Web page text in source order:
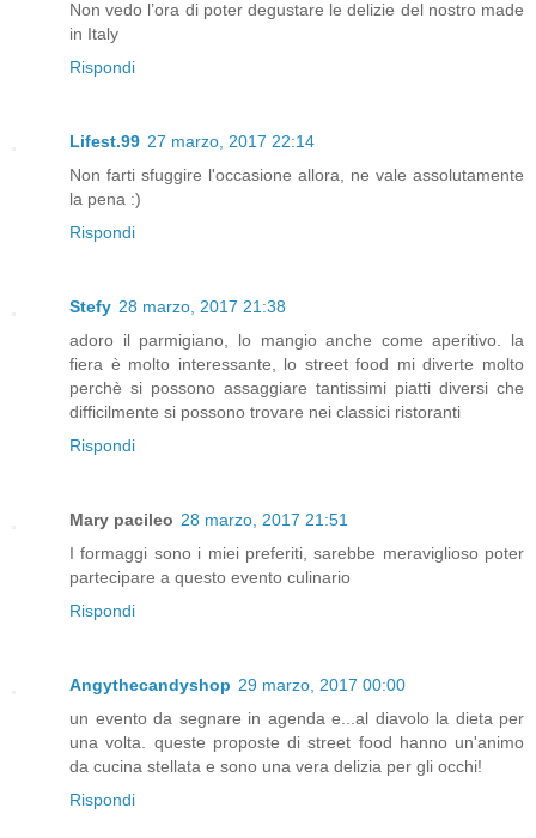
Non vedo l’ora di poter degustare le delizie del nostro made
in Italy
Rispondi
Lifest.99 27 marzo, 2017 22:14
Non farti sfuggire l'occasione allora, ne vale assolutamente
la pena :)
Rispondi
Stefy 28 marzo, 2017 21:38
adoro il parmigiano, lo mangio anche come aperitivo. la
fiera è molto interessante, lo street food mi diverte molto
perchè si possono assaggiare tantissimi piatti diversi che
difficilmente si possono trovare nei classici ristoranti
Rispondi
Mary pacileo 28 marzo, 2017 21:51
I formaggi sono i miei preferiti, sarebbe meraviglioso poter
partecipare a questo evento culinario
Rispondi
Angythecandyshop 29 marzo, 2017 00:00
un evento da segnare in agenda e...al diavolo la dieta per
una volta. queste proposte di street food hanno un'animo
da cucina stellata e sono una vera delizia per gli occhi!
Rispondi